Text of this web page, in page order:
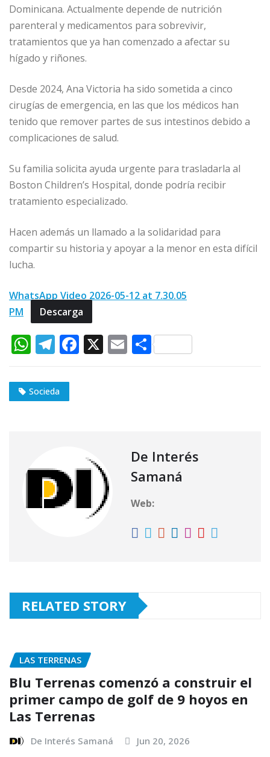
Dominicana. Actualmente depende de nutrición
parenteral y medicamentos para sobrevivir,
tratamientos que ya han comenzado a afectar su
hígado y riñones.
Desde 2024, Ana Victoria ha sido sometida a cinco
cirugías de emergencia, en las que los médicos han
tenido que remover partes de sus intestinos debido a
complicaciones de salud.
Su familia solicita ayuda urgente para trasladarla al
Boston Children’s Hospital, donde podría recibir
tratamiento especializado.
Hacen además un llamado a la solidaridad para
compartir su historia y apoyar a la menor en esta difícil
lucha.
WhatsApp Video 2026-05-12 at 7.30.05
PM
Descarga
W
at
s
T
e
g
F
o
X E C
r
Socieda
De Interés
Samaná
Web:
RELATED STORY
LAS TERRENAS
Blu Terrenas comenzó a construir el
primer campo de golf de 9 hoyos en
Las Terrenas
De Interés Samaná Jun 20, 2026